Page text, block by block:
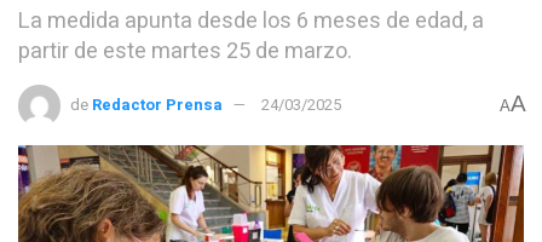
La medida apunta desde los 6 meses de edad, a
partir de este martes 25 de marzo.
de Redactor Prensa 24/03/2025 AA